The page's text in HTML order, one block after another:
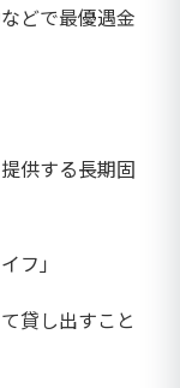
どで最優遇金
供する長期固
フ」
貸し出すこと